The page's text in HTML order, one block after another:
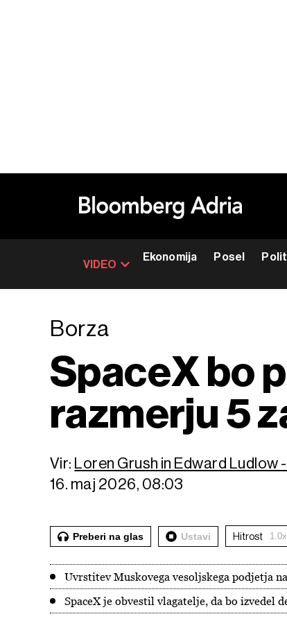
VIDEO
Ekonomija Posel
Borza
SpaceX bo
razmerju 5
Vir: Loren Grush in Edward Ludlow
16. maj 2026, 08:03
Preberi na glas Ustavi Hitrost
Uvrstitev Muskovega vesoljskega podjetja
SpaceX je obvestil vlagatelje, da bo izvedel